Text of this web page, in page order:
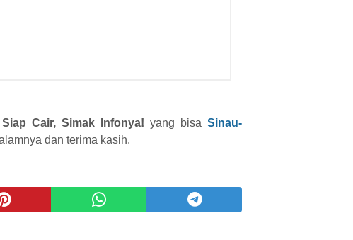
Cair, Simak Infonya! yang bisa Sinau-
dan terima kasih.